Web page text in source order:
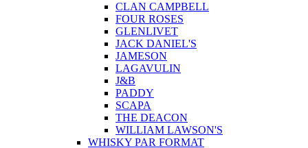
CLAN CAMPBELL
FOUR ROSES
GLENLIVET
JACK DANIEL'S
JAMESON
LAGAVULIN
J&B
PADDY
SCAPA
THE DEACON
WILLIAM LAWSON'S
WHISKY PAR FORMAT